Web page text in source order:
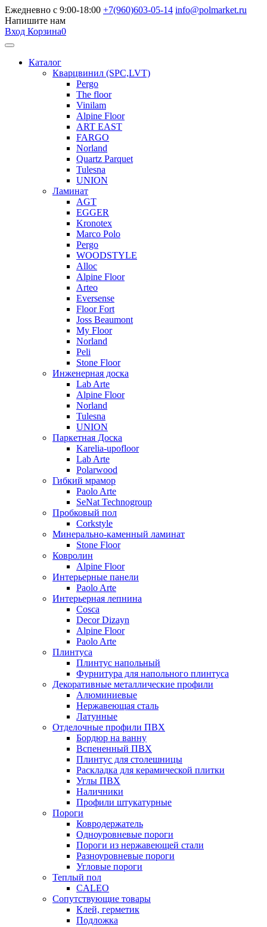
Ежедневно с 9:00-18:00 +7(960)603-05-14 info@polmarket.ru
Напишите нам
Вход Корзина0
Каталог
Кварцвинил (SPC,LVT)
Pergo
The floor
Vinilam
Alpine Floor
ART EAST
FARGO
Norland
Quartz Parquet
Tulesna
UNION
Ламинат
AGT
EGGER
Kronotex
Marco Polo
Pergo
WOODSTYLE
Alloc
Alpine Floor
Arteo
Eversense
Floor Fort
Joss Beaumont
My Floor
Norland
Peli
Stone Floor
Инженерная доска
Lab Arte
Alpine Floor
Norland
Tulesna
UNION
Паркетная Доска
Karelia-upofloor
Lab Arte
Polarwood
Гибкий мрамор
Paolo Arte
SeNat Technogroup
Пробковый пол
Corkstyle
Минерально-каменный ламинат
Stone Floor
Ковролин
Alpine Floor
Интерьерные панели
Paolo Arte
Интерьерная лепнина
Cosca
Decor Dizayn
Alpine Floor
Paolo Arte
Плинтуса
Плинтус напольный
Фурнитура для напольного плинтуса
Декоративные металлические профили
Алюминиевые
Нержавеющая сталь
Латунные
Отделочные профили ПВХ
Бордюр на ванну
Вспененный ПВХ
Плинтус для столешницы
Раскладка для керамической плитки
Углы ПВХ
Наличники
Профили штукатурные
Пороги
Ковродержатель
Одноуровневые пороги
Пороги из нержавеющей стали
Разноуровневые пороги
Угловые пороги
Теплый пол
CALEO
Сопутствующие товары
Клей, герметик
Подложка